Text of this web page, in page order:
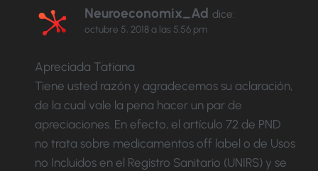
Neuroeconomix_Ad dice:
octubre 5, 2018 a las 5:56 pm
Apreciada Tatiana
Tiene usted razón y agradecemos su aclaración,
de la cual vale la pena hacer un par de
apreciaciones. En efecto, el artículo 72 de PND
no trata sobre medicamentos off label o de Usos
no Incluidos en el Registro Sanitario (UNIRS) y se